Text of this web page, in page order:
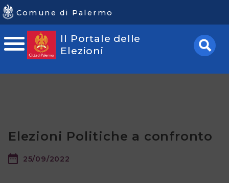
Portale
delle
Elezioni
Sezioni
Comune di Palermo
Il Portale delle
Elezioni
Elezioni Politiche a confronto
25/09/2022